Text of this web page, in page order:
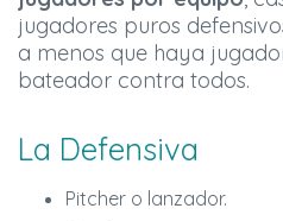
jugadores puros
a menos que haya
bateador contra todos.
La Defensiva
Pitcher o lanzador.